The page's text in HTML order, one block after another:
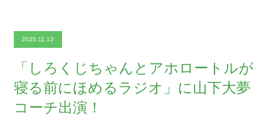
2025.11.13
「しろくじちゃんとアホロートルが
寝る前にほめるラジオ」に山下大夢
コーチ出演！